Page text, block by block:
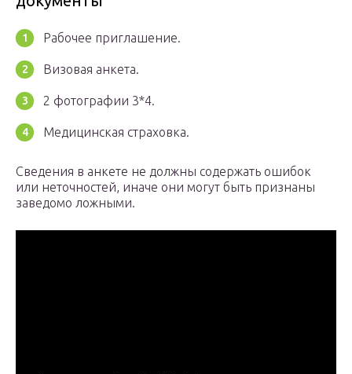
Рабочее приглашение.
Визовая анкета.
2 фотографии 3*4.
Медицинская страховка.
Сведения в анкете не должны содержать ошибок
или неточностей, иначе они могут быть признаны
заведомо ложными.